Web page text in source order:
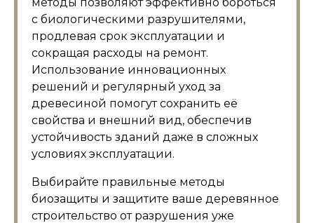
с биологическими разрушителями,
продлевая срок эксплуатации и
сокращая расходы на ремонт.
Использование инновационных
решений и регулярный уход за
древесиной помогут сохранить её
свойства и внешний вид, обеспечив
устойчивость зданий даже в сложных
условиях эксплуатации.
Выбирайте правильные методы
биозащиты и защитите ваше деревянное
строительство от разрушения уже